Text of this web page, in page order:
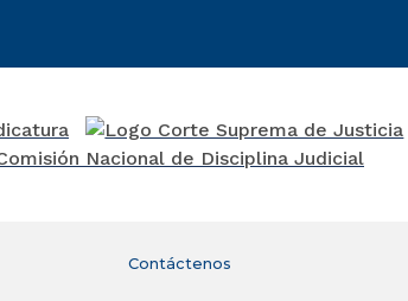
Contáctenos